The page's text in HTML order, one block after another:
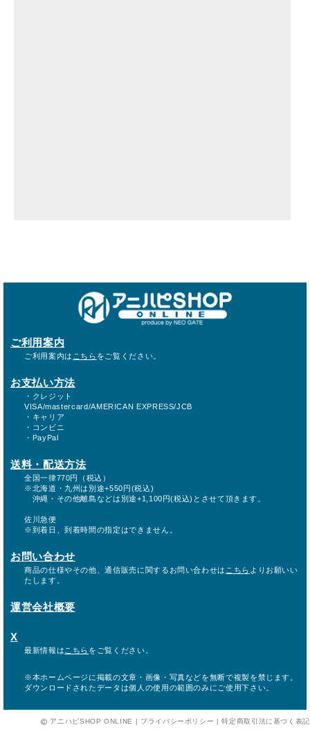
ご利用案内
ご利用案内は こちら をご覧ください。
お支払い方法
・クレジット
VISA/mastercard/AMERICAN EXPRESS/JCB
・キャリア
・コンビニ
・PayPal
送料・配送方法
全国一律770円（税込）
※北海道・九州は別途+550円(税込)
沖縄・その他離島などは別途+1,100円(税込)とさせて頂きます。
佐川急便
※到着日、到着時間の指定はできません。
お問い合わせ
商品の仕様やその他、通信販売に関するお問い合わせは こちら よりお願いい
たします。
運営会社概要
X
最新情報は こちら をご覧ください。
※本ホームページに掲載の文章・画像・写真などを無断で複製を禁じます。
ダウンロードされたデータは個人の使用の範囲のみにご使用下さい。
アニハピSHOP ONLINE | プライバシーポリシー |特定商取引法に基づく表記